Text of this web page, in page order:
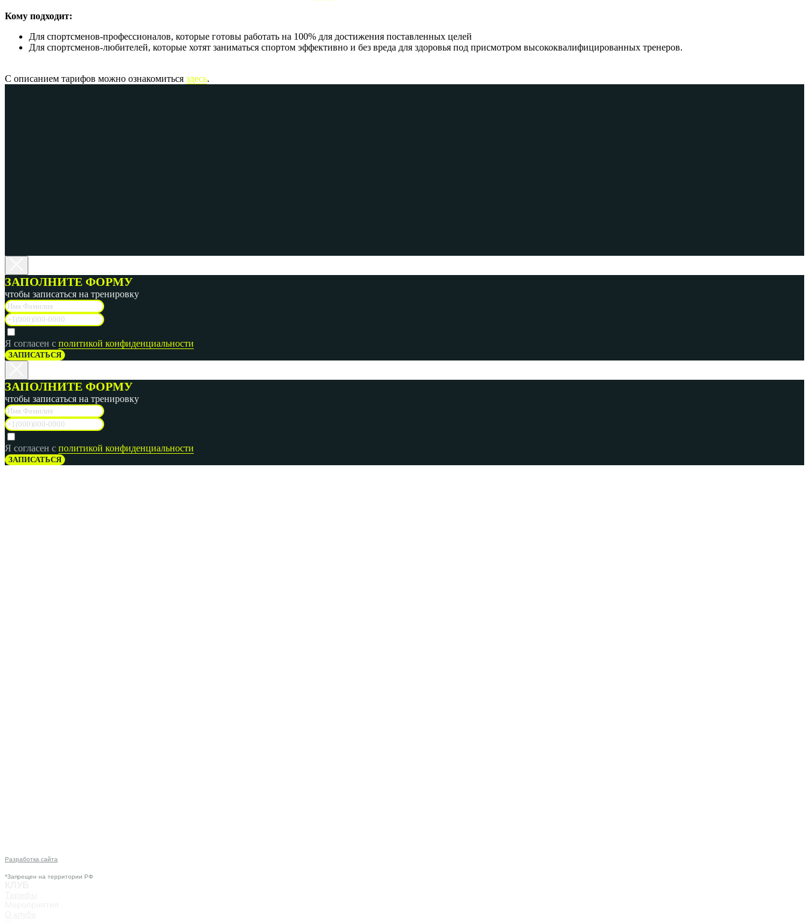
Кому подходит:
Для спортсменов-профессионалов, которые готовы работать на 100% для достижения поставленных целей
Для спортсменов-любителей, которые хотят заниматься спортом эффективно и без вреда для здоровья под присмотром высококвалифицированных тренеров.
С описанием тарифов можно ознакомиться здесь.
Разработка сайта
*Запрещен на территории РФ
ЗАПОЛНИТЕ ФОРМУ
чтобы записаться на тренировку
Я согласен с политикой конфиденциальности
ЗАПИСАТЬСЯ
ЗАПОЛНИТЕ ФОРМУ
чтобы записаться на тренировку
Я согласен с политикой конфиденциальности
ЗАПИСАТЬСЯ